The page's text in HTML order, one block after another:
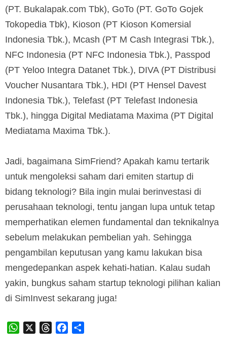
(PT. Bukalapak.com Tbk), GoTo (PT. GoTo Gojek
Tokopedia Tbk), Kioson (PT Kioson Komersial
Indonesia Tbk.), Mcash (PT M Cash Integrasi Tbk.),
NFC Indonesia (PT NFC Indonesia Tbk.), Passpod
(PT Yeloo Integra Datanet Tbk.), DIVA (PT Distribusi
Voucher Nusantara Tbk.), HDI (PT Hensel Davest
Indonesia Tbk.), Telefast (PT Telefast Indonesia
Tbk.), hingga Digital Mediatama Maxima (PT Digital
Mediatama Maxima Tbk.).
Jadi, bagaimana SimFriend? Apakah kamu tertarik
untuk mengoleksi saham dari emiten startup di
bidang teknologi? Bila ingin mulai berinvestasi di
perusahaan teknologi, tentu jangan lupa untuk tetap
memperhatikan elemen fundamental dan teknikalnya
sebelum melakukan pembelian yah. Sehingga
pengambilan keputusan yang kamu lakukan bisa
mengedepankan aspek kehati-hatian. Kalau sudah
yakin, bungkus saham startup teknologi pilihan kalian
di SimInvest sekarang juga!
WhatsApp ThreadsFacebook